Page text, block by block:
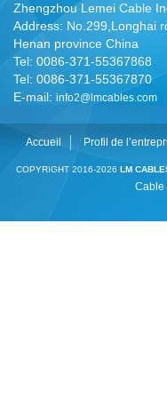
Zhengzhou Lemei Cable
Address: No.299,Longhai
Henan province China
Tel: 0086-371-55367868
Tel: 0086-371-55367870
E-mail: info2@lmcables.com
Accueil Profil de
COPYRIGHT 2016-2026 LM
Cable